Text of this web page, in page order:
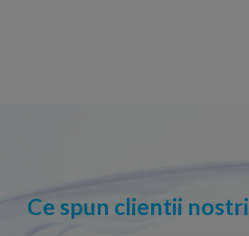
Ce spun clientii nostri